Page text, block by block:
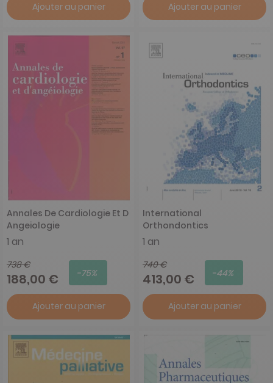
Ajouter au panier Ajouter au panier
Annales De Cardiologie Et D
Angeiologie
1 an
738 €
188,00 € -75%
Ajouter au panier
International
Orthondontics
1 an
740 €
413,00 € -44%
Ajouter au panier